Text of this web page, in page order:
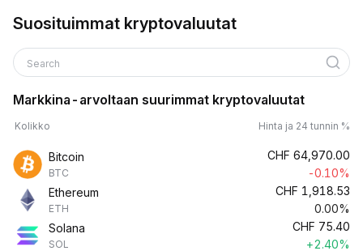
Suosituimmat kryptovaluutat
Search
Markkina-arvoltaan suurimmat kryptovaluutat
Kolikko Hinta ja 24 tunnin %
Bitcoin
BTC
CHF 64,970.00
-0.10%
Ethereum
ETH
CHF 1,918.53
0.00%
Solana
SOL
CHF 75.40
+2.40%